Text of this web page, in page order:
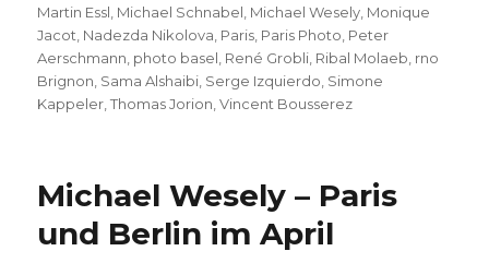
Martin Essl, Michael Schnabel, Michael Wesely, Monique
Jacot, Nadezda Nikolova, Paris, Paris Photo, Peter
Aerschmann, photo basel, René Grobli, Ribal Molaeb, rno
Brignon, Sama Alshaibi, Serge Izquierdo, Simone
Kappeler,Thomas Jorion,Vincent Bousserez
Michael Wesely – Paris
und Berlin im April